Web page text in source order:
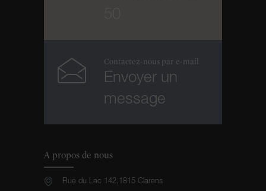
Contactez-nous par e-mail
Envoyer un
message
A propos de nous
Rue du Lac 142,1815 Clarens